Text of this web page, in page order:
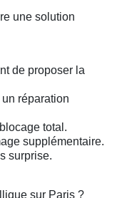
une solution
de proposer la
réparation
total.
supplémentaire.
surprise.
sur Paris ?